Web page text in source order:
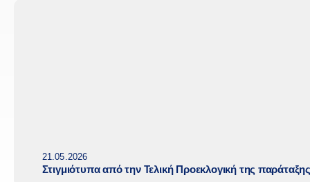
21.05.2026
Στιγμιότυπα από την Τελική Προεκλογική της